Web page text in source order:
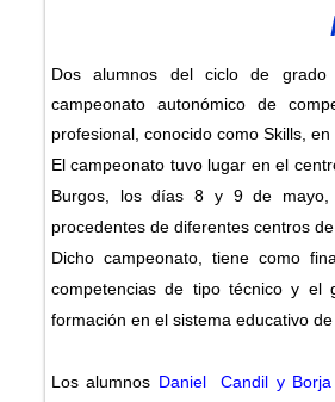
Dos alumnos del ciclo de grado
campeonato autonómico de
profesional, conocido como Skills,
El campeonato tuvo lugar en el
Burgos, los días 8 y 9 de
procedentes de diferentes centros
Dicho campeonato, tiene como
competencias de tipo técnico y el
formación en el sistema educativo
Los alumnos Daniel Candil y Borja